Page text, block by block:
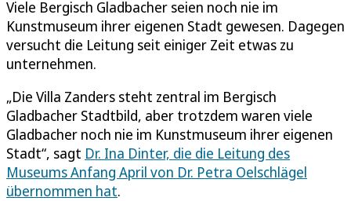
Viele Bergisch Gladbacher seien noch nie im
Kunstmuseum ihrer eigenen Stadt gewesen. Dagegen
versucht die Leitung seit einiger Zeit etwas zu
unternehmen.
„Die Villa Zanders steht zentral im Bergisch
Gladbacher Stadtbild, aber trotzdem waren viele
Gladbacher noch nie im Kunstmuseum ihrer eigenen
Stadt“, sagt Dr. Ina Dinter, die die Leitung des
Museums Anfang April von Dr. Petra Oelschlägel
übernommen hat.